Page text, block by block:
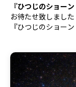
主催/共催
横浜市道路局、横
『ひつじのショー
お待たせ致しました
『ひつじのショー
同日にDVDレンタ
テレビ放送を見た